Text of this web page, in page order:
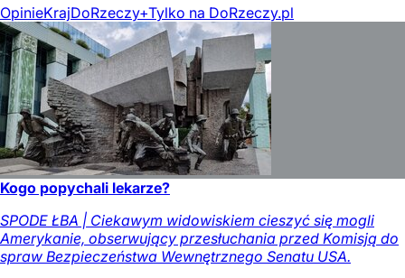
OpinieKrajDoRzeczy+Tylko na DoRzeczy.pl
Kogo popychali lekarze?
SPODE ŁBA | Ciekawym widowiskiem cieszyć się mogli
Amerykanie, obserwujący przesłuchania przed Komisją do
spraw Bezpieczeństwa Wewnętrznego Senatu USA.